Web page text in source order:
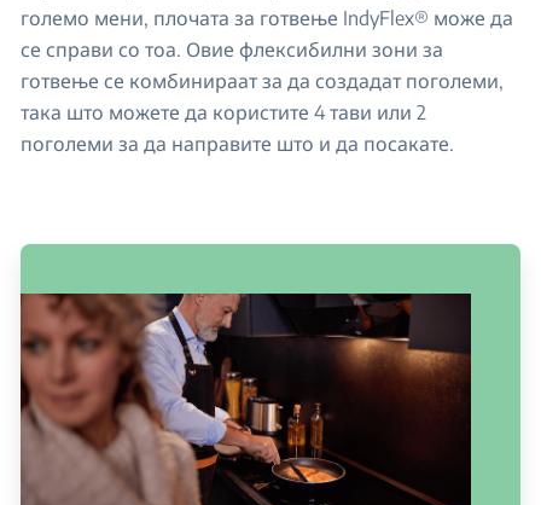
големо мени, плочата за готвење IndyFlex® може да
се справи со тоа. Овие флексибилни зони за
готвење се комбинираат за да создадат поголеми,
така што можете да користите 4 тави или 2
поголеми за да направите што и да посакате.